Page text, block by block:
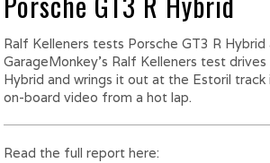
Ralf Kelleners tests Porsche GT3 R
GarageMonkey’s Ralf Kelleners test
Hybrid and wrings it out at the Estoril track
on-board video from a hot lap.
Read the full report here: